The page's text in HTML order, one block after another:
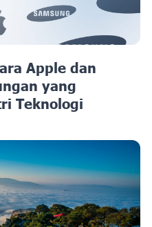
Apple dan
yang
Teknologi